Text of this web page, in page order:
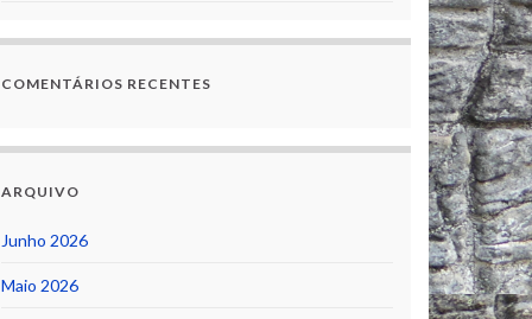
COMENTÁRIOS RECENTES
ARQUIVO
Junho 2026
Maio 2026